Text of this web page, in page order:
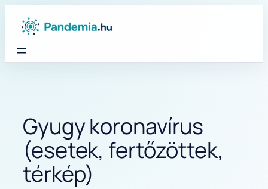
Gyugy koronavírus
(esetek, fertőzöttek,
térkép)